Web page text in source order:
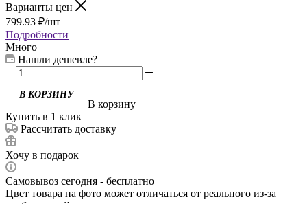
Варианты цен
799.93 ₽/шт
Подробности
Много
Нашли дешевле?
В корзину
Купить в 1 клик
Рассчитать доставку
Хочу в подарок
Самовывоз сегодня - бесплатно
Цвет товара на фото может отличаться от реального из-за